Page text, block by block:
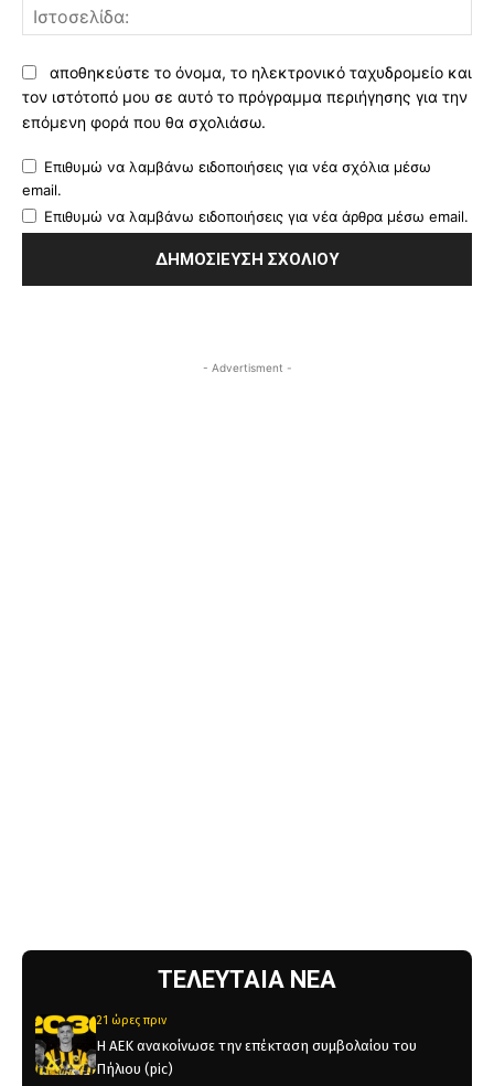
αποθηκεύστε το όνομα, το ηλεκτρονικό ταχυδρομείο και
τον ιστότοπό μου σε αυτό το πρόγραμμα περιήγησης για την
επόμενη φορά που θα σχολιάσω.
Επιθυμώ να λαμβάνω ειδοποιήσεις για νέα σχόλια μέσω
email.
Επιθυμώ να λαμβάνω ειδοποιήσεις για νέα άρθρα μέσω email.
- Advertisment -
ΤΕΛΕΥΤΑΙΑ ΝΕΑ
21 ώρες πριν
Η ΑΕΚ ανακοίνωσε την επέκταση συμβολαίου του
Πήλιου (pic)